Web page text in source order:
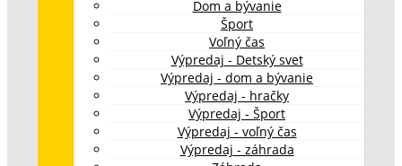
Dom a bývanie
Šport
Voľný čas
Výpredaj - Detský svet
Výpredaj - dom a bývanie
Výpredaj - hračky
Výpredaj - Šport
Výpredaj - voľný čas
Výpredaj - záhrada